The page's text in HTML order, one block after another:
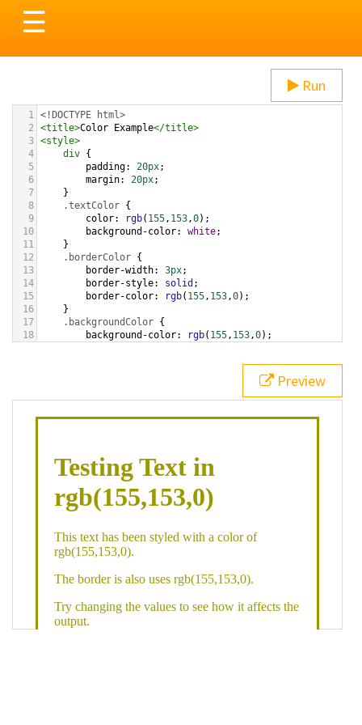
Toggle
navigation
☰
Run
1 <!DOCTYPE html>
2
<title>Color Example</title>
3 <style>
4
div {
5
padding: 20px;
6
margin: 20px;
7
}
8
.textColor {
9
color: rgb( 155, 153,0);
10
background-color: white;
11
}
12
.borderColor {
13
border-width: 3px;
14
border-style: solid ;
15
border-color: rgb( 155, 153,0);
16
}
17
.backgroundColor {
18
background-color: rgb( 155, 153,0);
bottom ,
white, rgb(155,153,0));
div class="textColor borderColor"
< h1>Testing Text in rgb(155,153,0)
Preview